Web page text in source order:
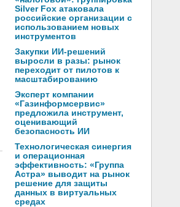
Silver Fox атаковала
российские организации с
использованием новых
инструментов
Закупки ИИ-решений
выросли в разы: рынок
переходит от пилотов к
масштабированию
Эксперт компании
«Газинформсервис»
предложила инструмент,
оценивающий
безопасность ИИ
Технологическая синергия
и операционная
эффективность: «Группа
Астра» выводит на рынок
решение для защиты
данных в виртуальных
средах